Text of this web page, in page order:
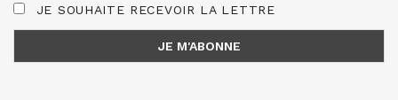
JE SOUHAITE RECEVOIR LA LETTRE